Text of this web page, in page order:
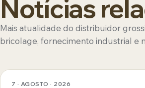
Notícias
Mais atualidade do distribuidor
bricolage, fornecimento industrial e
7 · AGOSTO · 2026